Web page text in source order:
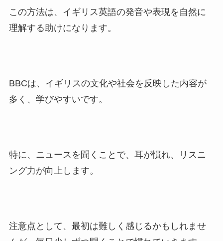
この方法は、イギリス英語の発音や表現を自然に
理解する助けになります。
BBCは、イギリスの文化や社会を反映した内容が
多く、学びやすいです。
特に、ニュースを聞くことで、耳が慣れ、リスニ
ング力が向上します。
注意点として、最初は難しく感じるかもしれませ